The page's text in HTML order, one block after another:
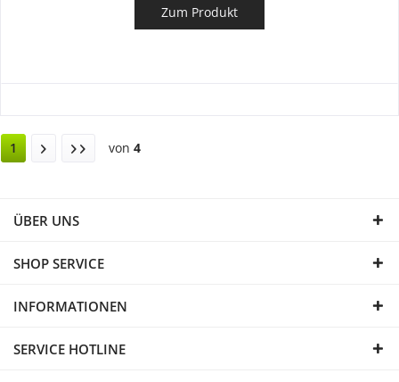
Zum Produkt
1 von 4
ÜBER UNS
SHOP SERVICE
INFORMATIONEN
SERVICE HOTLINE